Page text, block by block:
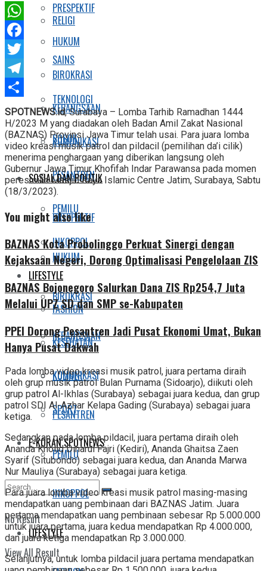
PRESPEKTIF
HUKUM
BIROKRASI
KEBANGSAAN
KOMUNIKASI
PESANTREN
PEMILU
INKOPPOL
LIFESTYLE
FASHION
KESEHATAN
KULINER
SPORT
E-KORAN SPOTNEWS
No Result
View All Result
RELIGI
SAINS
TEKNOLOGI
SOSOK
SOSIAL DAN POLITIK
PRESPEKTIF
HUKUM
BIROKRASI
KEBANGSAAN
KOMUNIKASI
PESANTREN
PEMILU
INKOPPOL
LIFESTYLE
WhatsApp
Facebook
Twitter
Telegram
Share
SPOTNEWS.id, Surabaya – Lomba Tarhib Ramadhan 1444
H/2023 M yang diadakan oleh Badan Amil Zakat Nasional
(BAZNAS) Provinsi Jawa Timur telah usai. Para juara lomba
video kreasi musik patrol dan pildacil (pemilihan da’i cilik)
menerima penghargaan yang diberikan langsung oleh
Gubernur Jawa Timur Khofifah Indar Parawansa pada momen
peresmian Masjid Raya Islamic Centre Jatim, Surabaya, Sabtu
(18/3/2023).
You might also like
BAZNAS Kota Probolinggo Perkuat Sinergi dengan
Kejaksaan Negeri, Dorong Optimalisasi Pengelolaan ZIS
BAZNAS Bojonegoro Salurkan Dana ZIS Rp254,7 Juta
Melalui UPZ SD dan SMP se-Kabupaten
PPEI Dorong Pesantren Jadi Pusat Ekonomi Umat, Bukan
Hanya Pusat Dakwah
Pada lomba video kreasi musik patrol, juara pertama diraih
oleh grup musik patrol Bulan Purnama (Sidoarjo), diikuti oleh
grup patrol Al-Ikhlas (Surabaya) sebagai juara kedua, dan grup
patrol SDI Al-Azhar Kelapa Gading (Surabaya) sebagai juara
ketiga.
Sedangkan pada lomba pildacil, juara pertama diraih oleh
Ananda Kholid Dinarul Fajri (Kediri), Ananda Ghaitsa Zaen
Syarif (Situbondo) sebagai juara kedua, dan Ananda Marwa
Nur Mauliya (Surabaya) sebagai juara ketiga.
Para juara lomba video kreasi musik patrol masing-masing
mendapatkan uang pembinaan dari BAZNAS Jatim. Juara
pertama mendapatkan uang pembinaan sebesar Rp 5.000.000
untuk juara pertama, juara kedua mendapatkan Rp 4.000.000,
dan juara ketiga mendapatkan Rp 3.000.000.
Selanjutnya, untuk lomba pildacil juara pertama mendapatkan